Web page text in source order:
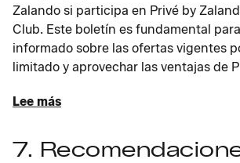
Zalando si participa en Privé by
Club. Este boletín es fundamental
informado sobre las ofertas vigentes
limitado y aprovechar las ventajas de
Lee más
7.